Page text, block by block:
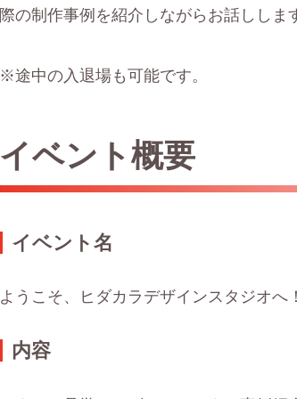
際の制作事例を紹介しながらお話しし
※途中の入退場も可能です。
イベント概要
イベント名
ようこそ、ヒダカラデザインスタジオへ！
内容